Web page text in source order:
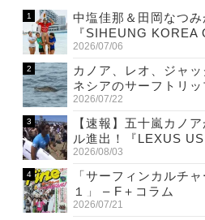
中塩佳那＆田岡なつみ
『SIHEUNG KOREA
6,000 & LQS』
2026/07/06
カノア、レオ、ジャ
ネシアのサーフトリ
ワニと遭遇！
2026/07/22
【速報】五十嵐カノ
ル進出！『LEXUS
SURFING』
2026/08/03
「サーフィンカルチ
１」 – F＋コラム
2026/07/21